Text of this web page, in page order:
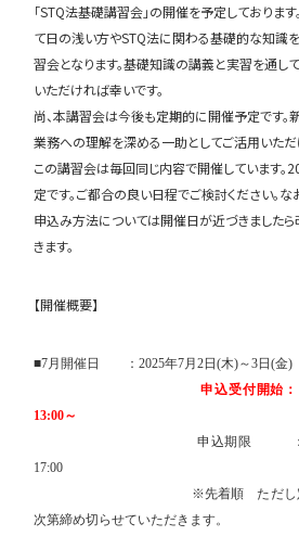
「STQ法基礎講習会」の開催を予定しておりま
て日の浅い方やSTQ法に関わる基礎的な知識
習会となります。基礎知識の講義と実習を通し
いただければ幸いです。
尚、本講習会は今後も定期的に開催予定です。
業務への理解を深める一助としてご活用いただ
この講習会は毎回同じ内容で開催しています。
定です。ご都合の良い日程でご検討ください。
申込み方法については開催日が近づきました
きます。
【開催概要】
■7月開催日 ：2025年7月2日(木)～3日(金)
申込受付開始：
13:00～
申込期限 ：６
17:00
※先着順 ただし定
次第締め切らせていただきます。